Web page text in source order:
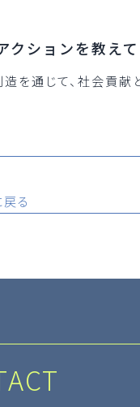
ションを教えて
を通じて、社会貢
る